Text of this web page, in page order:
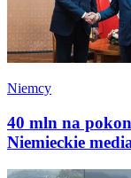
Niemcy
40 mln na
Niemieckie